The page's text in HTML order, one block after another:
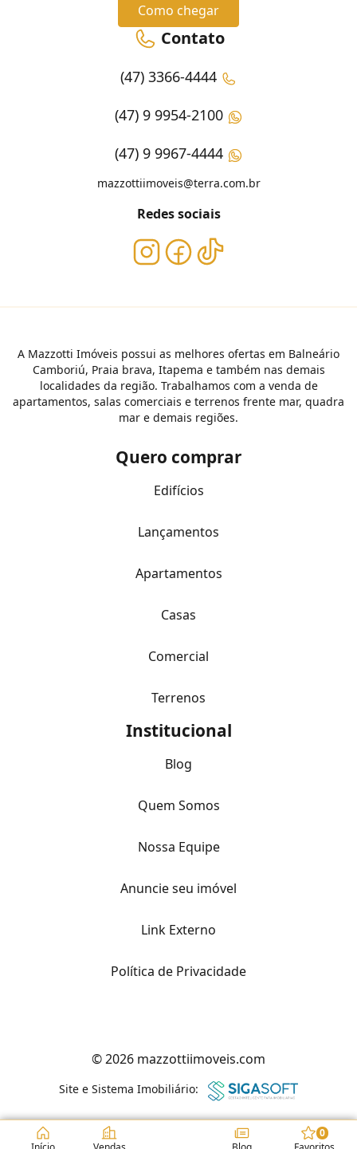
Como chegar
Contato
(47) 3366-4444
(47) 9 9954-2100
(47) 9 9967-4444
mazzottiimoveis@terra.com.br
Redes sociais
A Mazzotti Imóveis possui as melhores ofertas em Balneário
Camboriú, Praia brava, Itapema e também nas demais
localidades da região. Trabalhamos com a venda de
apartamentos, salas comerciais e terrenos frente mar, quadra
mar e demais regiões.
Quero comprar
Edifícios
Lançamentos
Apartamentos
Casas
Comercial
Terrenos
Institucional
Blog
Quem Somos
Nossa Equipe
Anuncie seu imóvel
Link Externo
Política de Privacidade
© 2026 mazzottiimoveis.com
Site e Sistema Imobiliário:
0